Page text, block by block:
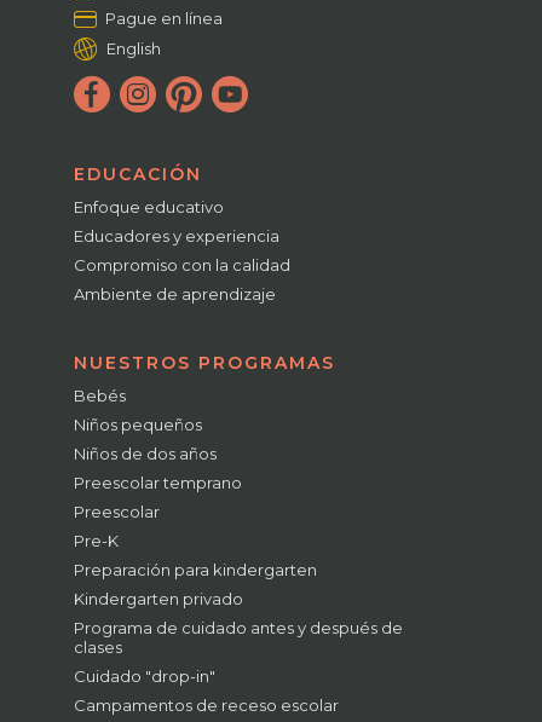
Pague en línea
English
EDUCACIÓN
Enfoque educativo
Educadores y experiencia
Compromiso con la calidad
Ambiente de aprendizaje
NUESTROS PROGRAMAS
Bebés
Niños pequeños
Niños de dos años
Preescolar temprano
Preescolar
Pre-K
Preparación para kindergarten
Kindergarten privado
Programa de cuidado antes y después de
clases
Cuidado "drop-in"
Campamentos de receso escolar